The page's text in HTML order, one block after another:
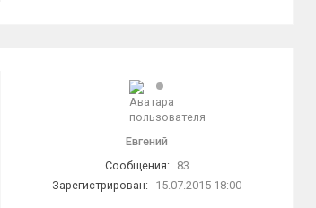
Евгений
Сообщения:
83
Зарегистрирован:
15.07.2015 18:00